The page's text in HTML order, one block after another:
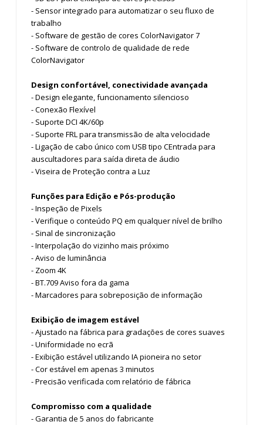
- Sensor integrado para automatizar o seu fluxo de
trabalho
- Software de gestão de cores ColorNavigator 7
- Software de controlo de qualidade de rede
ColorNavigator
Design confortável, conectividade avançada
- Design elegante, funcionamento silencioso
- Conexão Flexível
- Suporte DCI 4K/60p
- Suporte FRL para transmissão de alta velocidade
- Ligação de cabo único com USB tipo CEntrada para
auscultadores para saída direta de áudio
- Viseira de Proteção contra a Luz
Funções para Edição e Pós-produção
- Inspeção de Pixels
- Verifique o conteúdo PQ em qualquer nível de brilho
- Sinal de sincronização
- Interpolação do vizinho mais próximo
- Aviso de luminância
- Zoom 4K
- BT.709 Aviso fora da gama
- Marcadores para sobreposição de informação
Exibição de imagem estável
- Ajustado na fábrica para gradações de cores suaves
- Uniformidade no ecrã
- Exibição estável utilizando IA pioneira no setor
- Cor estável em apenas 3 minutos
- Precisão verificada com relatório de fábrica
Compromisso com a qualidade
- Garantia de 5 anos do fabricante